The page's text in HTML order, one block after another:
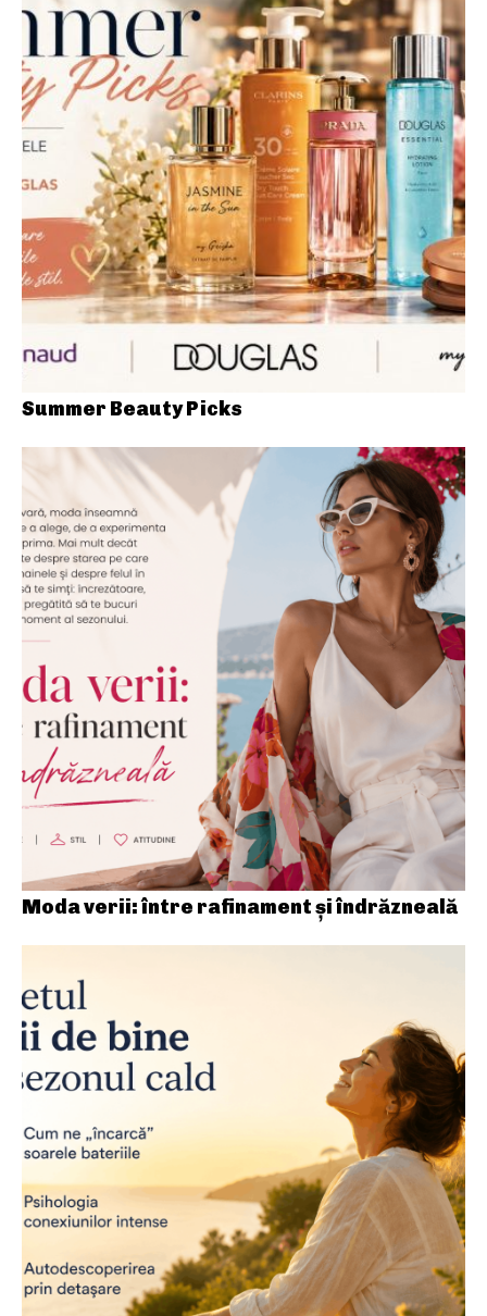
Summer Beauty Picks
Moda verii: între rafinament și îndrăzneală